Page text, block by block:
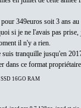
349euros soit 3 ans
si je ne l'avais pas
il n'y a rien.
suis tranquille jusqu'en
dans ce format
16GO RAM